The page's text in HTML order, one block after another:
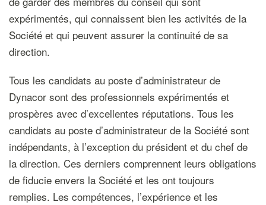
expérimentés, qui connaissent bien les activités de la
Société et qui peuvent assurer la continuité de sa
direction.
Tous les candidats au poste d’administrateur de
Dynacor sont des professionnels expérimentés et
prospères avec d’excellentes réputations. Tous les
candidats au poste d’administrateur de la Société sont
indépendants, à l’exception du président et du chef de
la direction. Ces derniers comprennent leurs obligations
de fiducie envers la Société et les ont toujours
remplies. Les compétences, l’expérience et les